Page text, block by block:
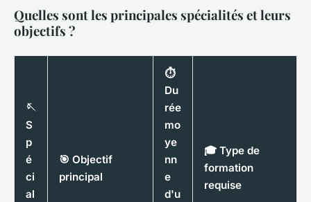
Quelles sont les principales spécialités et leurs
objectifs ?
🪡
S
p
é
ci
al
🎯 Objectif
principal
⏱️
Du
rée
mo
ye
nn
e
d'u
🎓 Type de
formation
requise